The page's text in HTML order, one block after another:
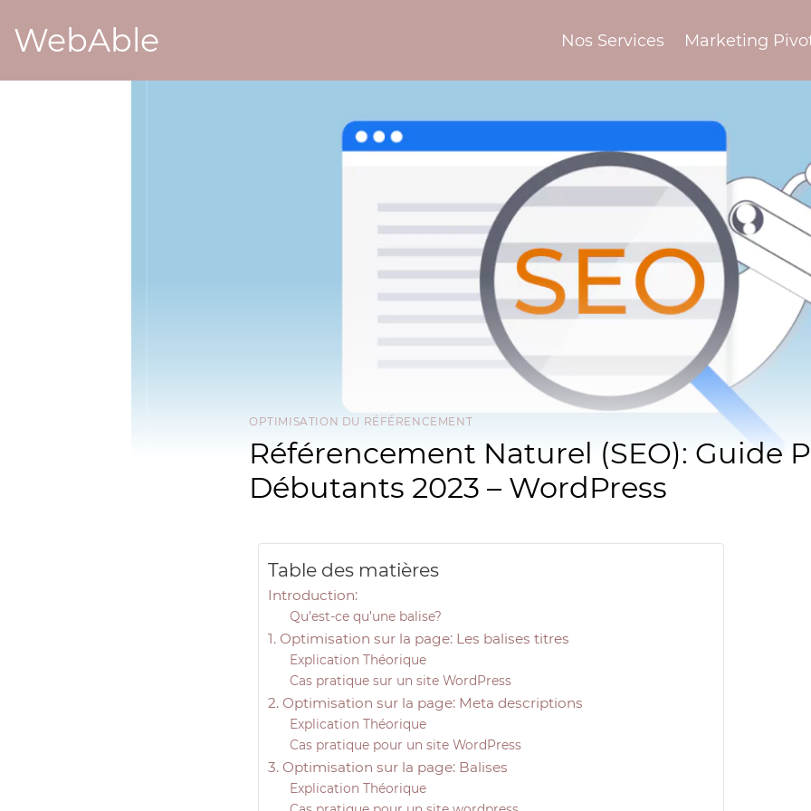
WebAble Nos Services Marketing
OPTIMISATION DU RÉFÉRENCEMENT
Référencement Naturel (SEO): Guide
Débutants 2023 – WordPress
Table des matières
Introduction:
Qu’est-ce qu’une balise?
1. Optimisation sur la page: Les balises titres
Explication Théorique
Cas pratique sur un site WordPress
2. Optimisation sur la page: Meta descriptions
Explication Théorique
Cas pratique pour un site WordPress
3. Optimisation sur la page: Balises
Explication Théorique